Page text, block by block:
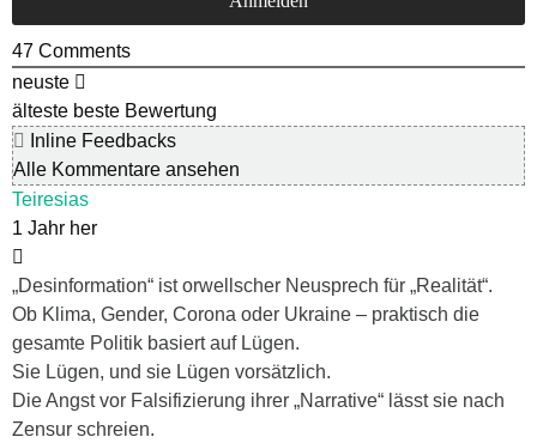
47 Comments
neuste
älteste beste Bewertung
Inline Feedbacks
Alle Kommentare ansehen
Teiresias
1 Jahr her
„Desinformation“ ist orwellscher Neusprech für „Realität“.
Ob Klima, Gender, Corona oder Ukraine – praktisch die
gesamte Politik basiert auf Lügen.
Sie Lügen, und sie Lügen vorsätzlich.
Die Angst vor Falsifizierung ihrer „Narrative“ lässt sie nach
Zensur schreien.